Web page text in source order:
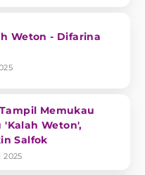
Weton - Difarina
Memukau
'Kalah Weton',
Salfok
2025